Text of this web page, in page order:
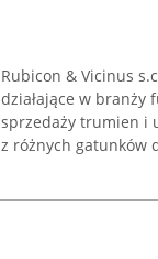
Rubicon & Vicinus
działające w branży
sprzedaży trumien i
z różnych gatunków